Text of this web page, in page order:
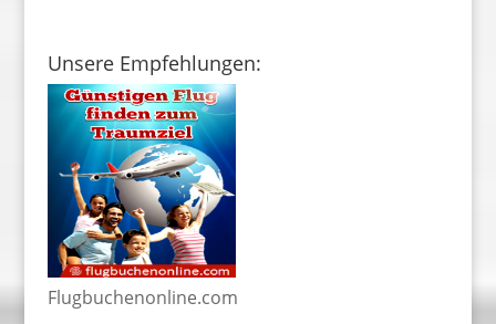
Unsere Empfehlungen:
Flugbuchenonline.com